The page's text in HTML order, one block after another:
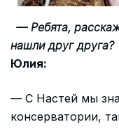
— Ребята,
нашли друг друга?
Юлия:
— С Настей мы
консерватории,